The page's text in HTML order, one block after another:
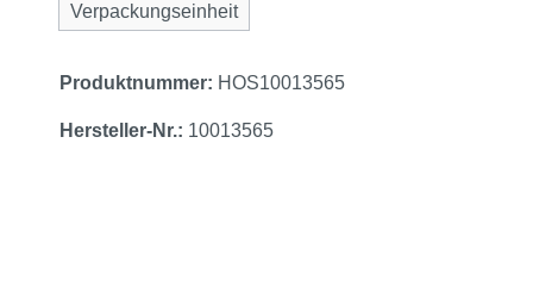
Verpackungseinheit
Produktnummer: HOS10013565
Hersteller-Nr.: 10013565